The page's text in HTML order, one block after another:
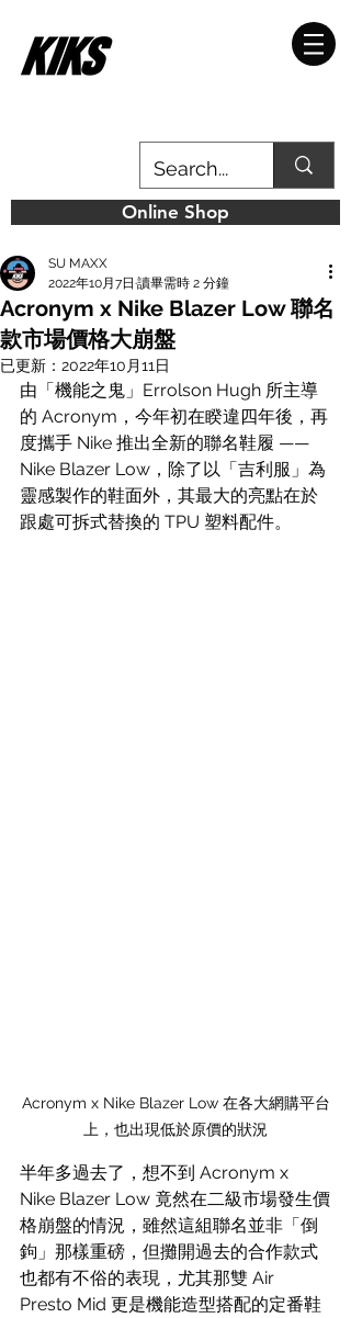
Online Shop
Acronym x Nike Blazer Low 聯名
款市場價格大崩盤
SU MAXX
2022年10月7日 讀畢需時 2 分鐘
已更新： 2022年10月11日
由「機能之鬼」 Errolson Hugh 所主導
的 Acronym，今年初在睽違四年後，再
度攜手 Nike 推出全新的聯名鞋履 ——
Nike Blazer Low，除了以「吉利服」為
靈感製作的鞋面外，其最大的亮點在於
跟處可拆式替換的 TPU 塑料配件。
Acronym x Nike Blazer Low 在各大網購平台
上，也出現低於原價的狀況
半年多過去了，想不到 Acronym x
Nike Blazer Low 竟然在二級市場發生價
格崩盤的情況，雖然這組聯名並非「倒
鉤」那樣重磅，但攤開過去的合作款式
也都有不俗的表現，尤其那雙 Air
Presto Mid 更是機能造型搭配的定番鞋